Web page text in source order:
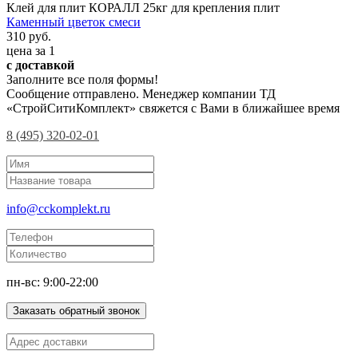
Клей для плит КОРАЛЛ 25кг для крепления плит
Каменный цветок смеси
310 руб.
цена за 1
с доставкой
Заполните все поля формы!
Сообщение отправлено. Менеджер компании ТД
«СтройСитиКомплект» свяжется с Вами в ближайшее время
8 (495) 320-02-01
info@cckomplekt.ru
пн-вс: 9:00-22:00
Заказать обратный звонок